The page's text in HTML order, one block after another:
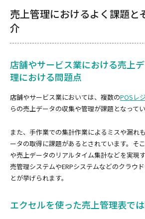
売上管理におけるよく課題と
介
店舗やサービス業における売上
理における問題点
店舗やサービス業においては、複数のPOSレジ
らの売上データの収集や管理が課題となってい
また、手作業での集計作業によるミスや漏れ
ータの取得に課題があるとされています。そ
や売上データのリアルタイム集計などを実現
売管理システムやERPシステムなどのクラウ
とが挙げられます。
エクセルを使った売上管理表で